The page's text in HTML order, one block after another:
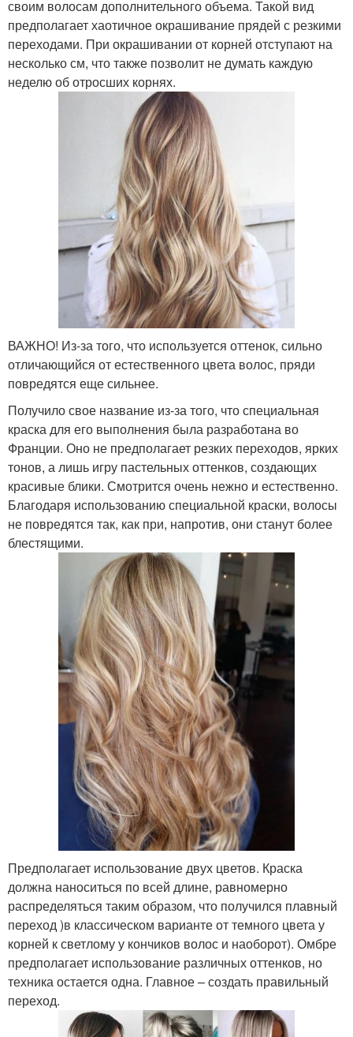
своим волосам дополнительного объема. Такой вид
предполагает хаотичное окрашивание прядей с резкими
переходами. При окрашивании от корней отступают на
несколько см, что также позволит не думать каждую
неделю об отросших корнях.
ВАЖНО! Из-за того, что используется оттенок, сильно
отличающийся от естественного цвета волос, пряди
повредятся еще сильнее.
Получило свое название из-за того, что специальная
краска для его выполнения была разработана во
Франции. Оно не предполагает резких переходов, ярких
тонов, а лишь игру пастельных оттенков, создающих
красивые блики. Смотрится очень нежно и естественно.
Благодаря использованию специальной краски, волосы
не повредятся так, как при, напротив, они станут более
блестящими.
Предполагает использование двух цветов. Краска
должна наноситься по всей длине, равномерно
распределяться таким образом, что получился плавный
переход )в классическом варианте от темного цвета у
корней к светлому у кончиков волос и наоборот). Омбре
предполагает использование различных оттенков, но
техника остается одна. Главное – создать правильный
переход.